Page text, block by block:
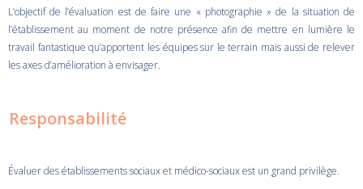
L’objectif de l’évaluation est de faire une « photographie » de la situation de
l’établissement au moment de notre présence afin de mettre en lumière le
travail fantastique qu’apportent les équipes sur le terrain mais aussi de relever
les axes d’amélioration à envisager.
Responsabilité
Évaluer des établissements sociaux et médico-sociaux est un grand privilège.